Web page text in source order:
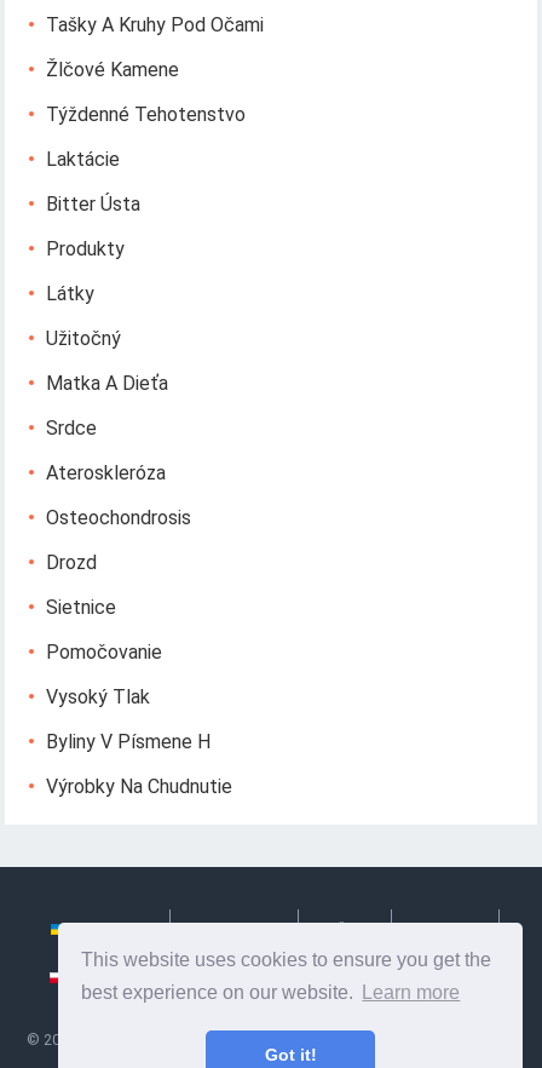
This website uses cookies to ensure you get the
best experience on our website.
Learn more
Got it!
Tašky A Kruhy Pod Očami
Žlčové Kamene
Týždenné Tehotenstvo
Laktácie
Bitter Ústa
Produkty
Látky
Užitočný
Matka A Dieťa
Srdce
Ateroskleróza
Osteochondrosis
Drozd
Sietnice
Pomočovanie
Vysoký Tlak
Byliny V Písmene H
Výrobky Na Chudnutie
© 2026
- Užitočné informácie a tipy na starostlivosť o seba.